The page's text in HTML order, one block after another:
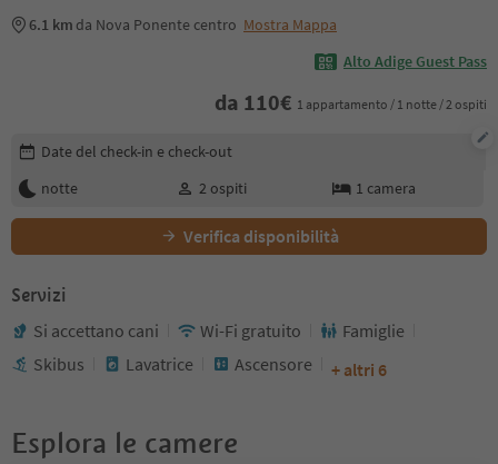
6.1 km da Nova Ponente centro Mostra Mappa
Alto Adige Guest Pass
da 110€ 1 appartamento / 1 notte / 2 ospiti
Modifica i dettagli della prenotazione
Date del check-in e check-out
notte
2 ospiti 1 camera
Verifica disponibilità
Servizi
Si accettano cani Wi-Fi gratuito
Famiglie
Skibus
Lavatrice Ascensore + altri 6
Esplora le camere